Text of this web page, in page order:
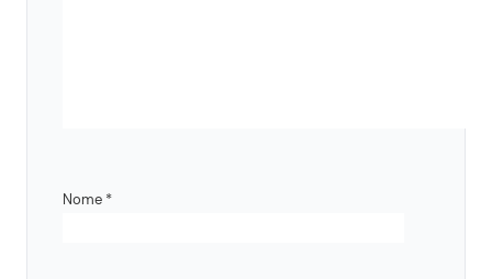
Nome *